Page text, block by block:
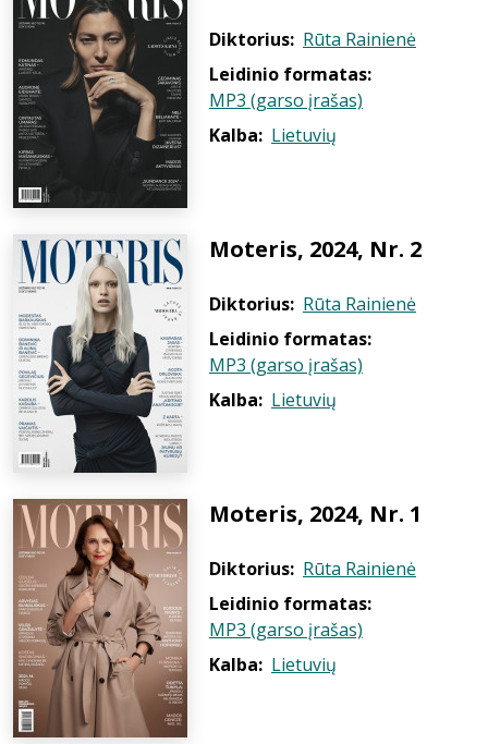
Diktorius: Rūta Rainienė
Leidinio formatas:
MP3 (garso įrašas)
Kalba: Lietuvių
Moteris, 2024, Nr. 2
Diktorius: Rūta Rainienė
Leidinio formatas:
MP3 (garso įrašas)
Kalba: Lietuvių
Moteris, 2024, Nr. 1
Diktorius: Rūta Rainienė
Leidinio formatas:
MP3 (garso įrašas)
Kalba: Lietuvių